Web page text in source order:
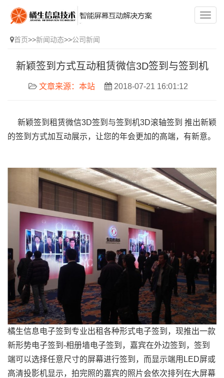
首页>>新闻动态>>公司新闻
新颖签到方式互动租赁微信3D签到与签到机
文章来源：本站 2018-07-21 16:01:12
新颖签到租赁微信3D签到与签到机3D滚轴签到 推出新颖
的签到方式加互动展示，让您的年会更加的高端，有新意。
橘生信息电子签到专业出租各种形式电子签到，现推出一款
新形势电子签到-相册墙电子签到，嘉宾在外边签到，签到
端可以选择任意尺寸的屏幕进行签到，而显示端用LED屏或
高清投影机显示，拍完照的嘉宾的照片会依次排列在大屏幕